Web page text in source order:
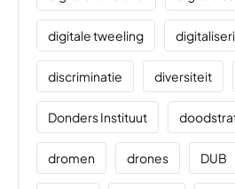
digitale tweeling
discriminatie diversiteit
Donders Instituut
dromen drones DUB